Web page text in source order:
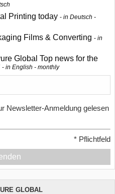
Printing today
in Deutsch -
Films & Converting
in
Global Top news for the
in English - monthly
Newsletter-Anmeldung gelesen
* Pflichtfeld
GLOBAL